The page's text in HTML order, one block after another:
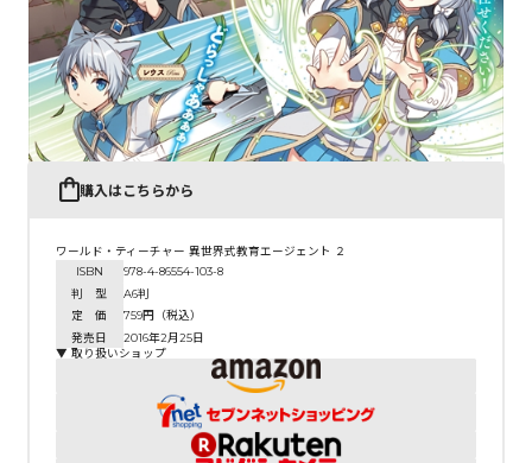
購入はこちらから
ワールド・ティーチャー 異世界式教育エージェント ２
ISBN
978-4-86554-103-8
判 型
A6判
定 価
759円（税込）
発売日
2016年2月25日
▼ 取り扱いショップ